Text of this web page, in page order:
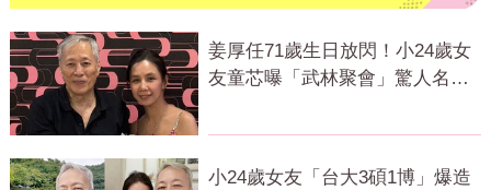
姜厚任71歲生日放閃！小24歲女
友童芯曝「武林聚會」驚人名單
小24歲女友「台大3碩1博」爆造